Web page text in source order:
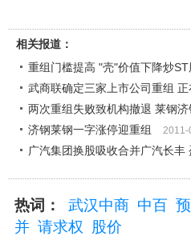
相关报道：
重组门槛提高 "壳"价值下降炒
武商联确定三家上市公司重组
两次重组失败致机构撤退 莱钢
济钢莱钢一字涨停迎重组 2011-
广汽集团换股吸收合并广汽长丰
热词： 武汉中商 中百
并 请求权 股价